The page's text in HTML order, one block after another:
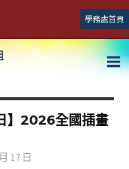
學務處首頁
】2026全國插畫
17 日